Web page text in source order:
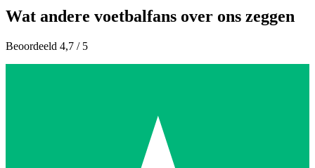
Wat andere voetbalfans over ons zeggen
Beoordeeld 4,7 / 5